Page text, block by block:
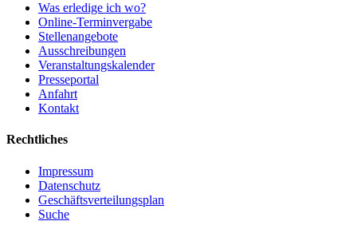
Was erledige ich wo?
Online-Terminvergabe
Stellenangebote
Ausschreibungen
Veranstaltungskalender
Presseportal
Anfahrt
Kontakt
Rechtliches
Impressum
Datenschutz
Geschäftsverteilungsplan
Suche